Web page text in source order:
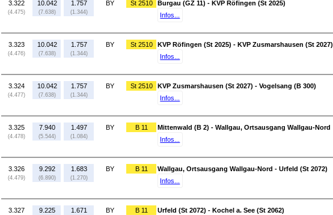
3.322
(4.475)
10.042
(7.638)
1.757
(1.344)
BY St 2510
Burgau (GZ 11) - KVP Röfingen (St 2025)
Infos...
3.323
(4.476)
10.042
(7.638)
1.757
(1.344)
BY St 2510
KVP Röfingen (St 2025) - KVP Zusmarshausen (St 2027)
Infos...
3.324
(4.477)
10.042
(7.638)
1.757
(1.344)
BY St 2510
KVP Zusmarshausen (St 2027) - Vogelsang (B 300)
Infos...
3.325
(4.478)
7.940
(5.544)
1.497
(1.084)
BY B 11
Mittenwald (B 2) - Wallgau, Ortsausgang Wallgau-Nord
Infos...
3.326
(4.479)
9.292
(6.890)
1.683
(1.270)
BY B 11
Wallgau, Ortsausgang Wallgau-Nord - Urfeld (St 2072)
Infos...
3.327 9.225 1.671 BY B 11
Urfeld (St 2072) - Kochel a. See (St 2062)